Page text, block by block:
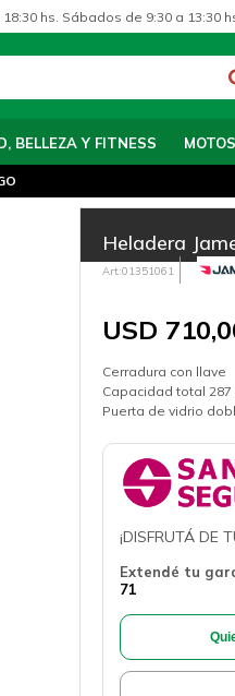
BELLEZA Y FITNESS MOTOS
hs. Sábados de 9:30 a 13:30
Heladera
01351061
USD
Cerradura con llave
Capacidad total 287
Puerta de vidrio
¡DISFRUTÁ DE
Extendé tu
71